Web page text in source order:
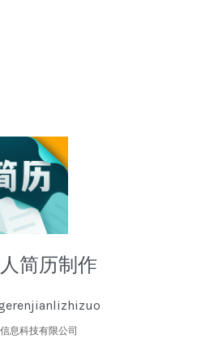
简历制作
息科技有限公司